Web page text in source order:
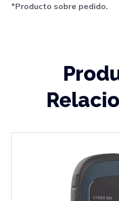
*Producto sobre pedido.